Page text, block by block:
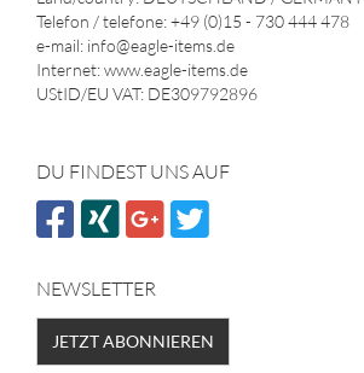
Telefon / telefone: +49 (0)15 - 730 444 478
e-mail: info@eagle-items.de
Internet: www.eagle-items.de
UStID/EU VAT: DE309792896
DU FINDEST UNS AUF
NEWSLETTER
JETZT ABONNIEREN